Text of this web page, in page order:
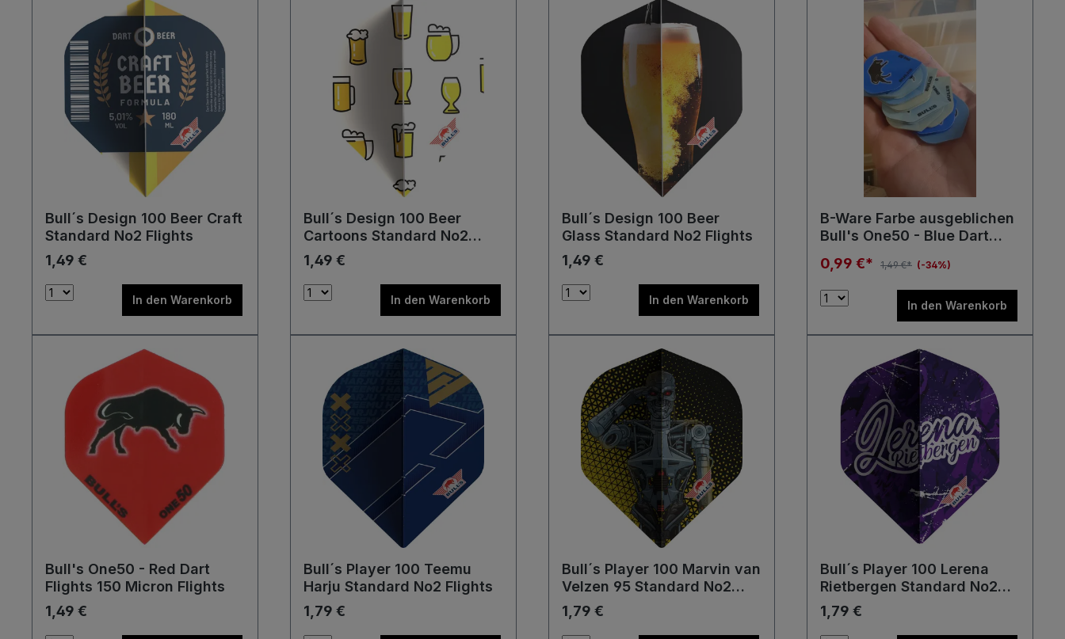
Bull´s Design 100 Beer Craft
Standard No2 Flights
1,49 €
In den Warenkorb
Bull´s Design 100 Beer
Cartoons Standard No2
Flights
1,49 €
In den Warenkorb
Bull´s Design 100 Beer
Glass Standard No2 Flights
1,49 €
In den Warenkorb
B-Ware Farbe ausgeblichen
Bull's One50 - Blue Dart
0,99 €* 1,49 €* (-34%)
In den Warenkorb
Bull's One50 - Red Dart
Flights 150 Micron Flights
1,49 €
Bull´s Player 100 Teemu
Harju Standard No2 Flights
1,79 €
Bull´s Player 100 Marvin van
Velzen 95 Standard No2
Flights
1,79 €
Bull´s Player 100 Lerena
Rietbergen Standard No2
Flights
1,79 €